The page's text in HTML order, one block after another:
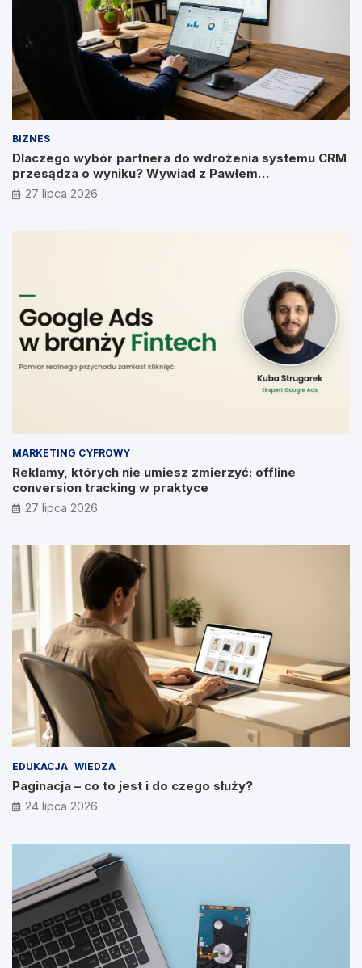
BIZNES
Dlaczego wybór partnera do wdrożenia systemu CRM
przesądza o wyniku? Wywiad z Pawłem
Prymakowskim, CEO IT Vision
27 lipca 2026
MARKETING CYFROWY
Reklamy, których nie umiesz zmierzyć: offline
conversion tracking w praktyce
27 lipca 2026
EDUKACJA WIEDZA
Paginacja – co to jest i do czego służy?
24 lipca 2026